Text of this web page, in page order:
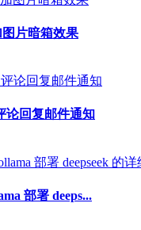
图片暗箱效果
论回复邮件通知
部署 deeps...